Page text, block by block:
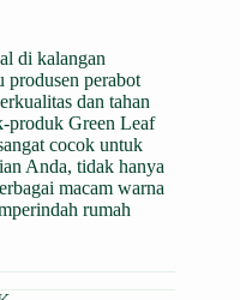
di kalangan
produsen perabot
dan tahan
produk Green Leaf
cocok untuk
Anda, tidak hanya
macam warna
rumah